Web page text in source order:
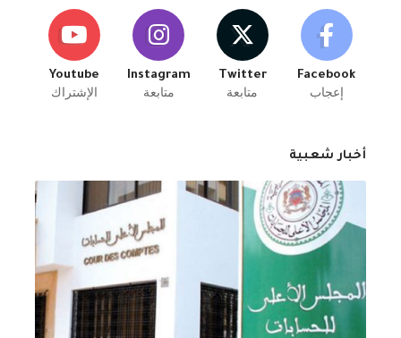
Facebook
إعجاب
Twitter
متابعة
Instagram
متابعة
Youtube
الإشتراك
أخبار شعبية